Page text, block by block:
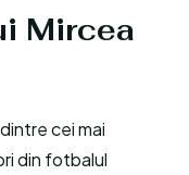
Mircea
cei mai
din fotbalul